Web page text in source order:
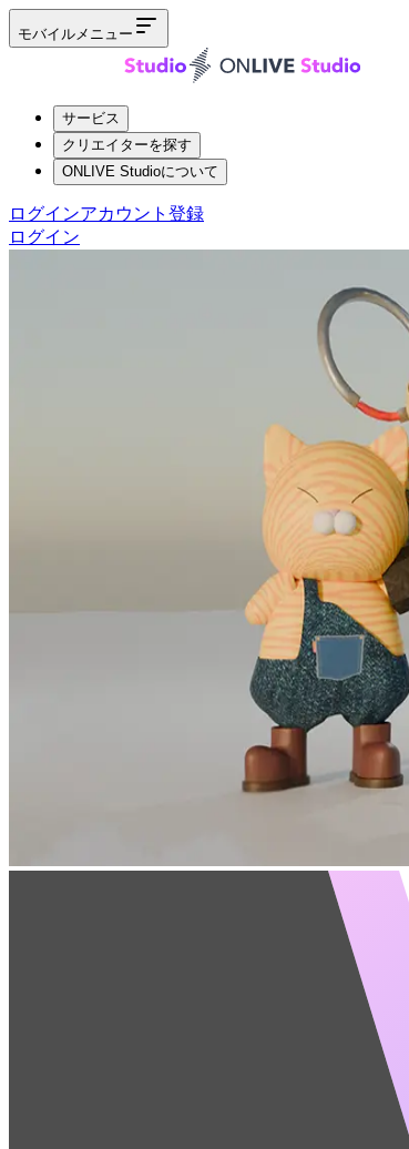
モバイルメニュー
サービス
クリエイターを探す
ONLIVE Studioについて
ログインアカウント登録
ログイン